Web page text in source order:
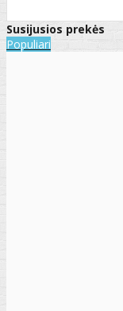
Susijusios prekės
Populiari